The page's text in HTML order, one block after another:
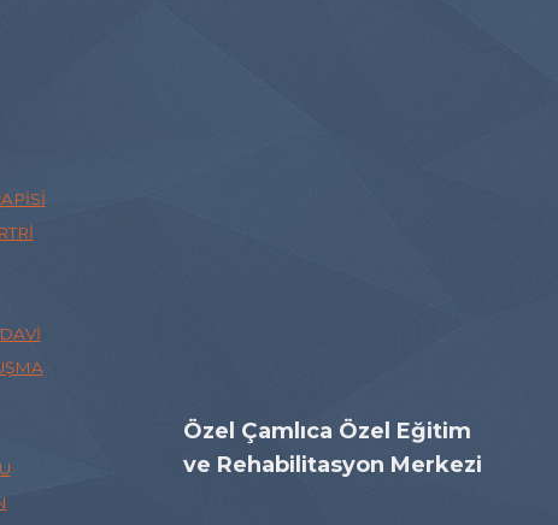
Özel Çamlıca Özel Eğitim
ve Rehabilitasyon Merkezi